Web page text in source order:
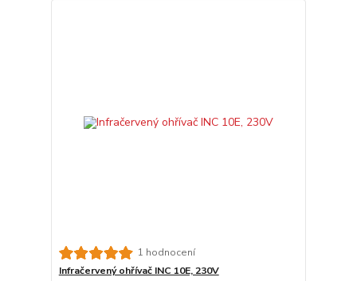
1 hodnocení
Infračervený ohřívač INC 10E, 230V